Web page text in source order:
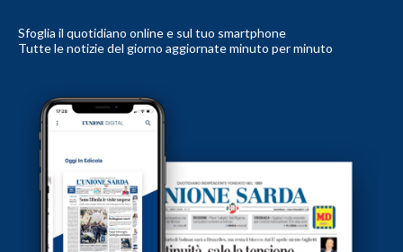
Sfoglia il quotidiano online e sul tuo smartphone
Tutte le notizie del giorno aggiornate minuto per minuto